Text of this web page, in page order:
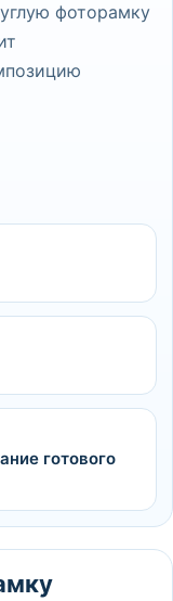
фоторамку
готового